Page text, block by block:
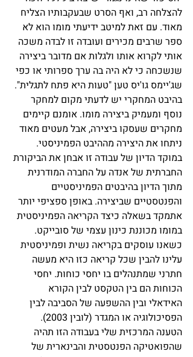
להצלחה רב, ואף הסרט שבעקבותיו הצליח
מאוד. עם זאת למיטב ידיעתי מומו הוא לא
ספר שרבים מכירים ועובדה זו לבדה משכה
אותי לקרוא אותו ולגלות אם מדובר ביצירה
שנשכחה כי לא היה בה ערך ספרותי או כפי
שג'יימס גו'יס טען "טעות היא פתח לתגלית".
בהיבט המחקרי יש לדעתי מקום למחקר
נוסף ומעמיק ביצירה מומו. אומנם קיימים
מחקרים שעסקו ביצירה, אבל מעטים מאוד
ניתחו את היצירה מההיבט הפמיניסטי.
במוקד הדיון של עבודה זו אבחן את הביקורת
החברתית של אנדה על החברה המודרנית
מתוך הדיון בהיבטים הפמיניסטיים
והפנטסטיים שביצירה. באופן ספציפי יותר
אתמקד בשאלה כיצד הקריאה הפמיניסטית
במומו מכוננת כינון עצמי של סובייקט.
כשאנו עוסקים בקריאה נשית ופמיניסטית
עלינו להבין שכל קריאה כזו היא מעשה
חתרני שמתנהלים בו יחסי כוחות. יחסי
הכוחות הם בין הטקסט לבין הקורא
האידאלי ובין ההשפעה של הסביבה לבין
הפסיכולוגיה או המגדר (לובין 2003).
הטענה המרכזית שלי בעבודה הזו תהיה
שהפואטיקה הפנטסטית והבינארית של